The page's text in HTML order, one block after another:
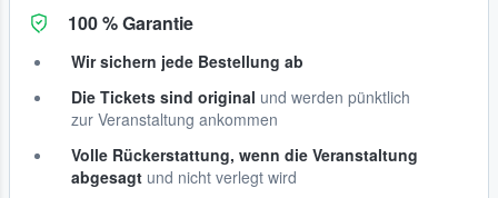
100 % Garantie
Wir sichern jede Bestellung ab
Die Tickets sind original und werden pünktlich
zur Veranstaltung ankommen
Volle Rückerstattung, wenn die Veranstaltung
abgesagt und nicht verlegt wird